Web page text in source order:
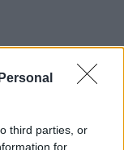
third parties, or
for